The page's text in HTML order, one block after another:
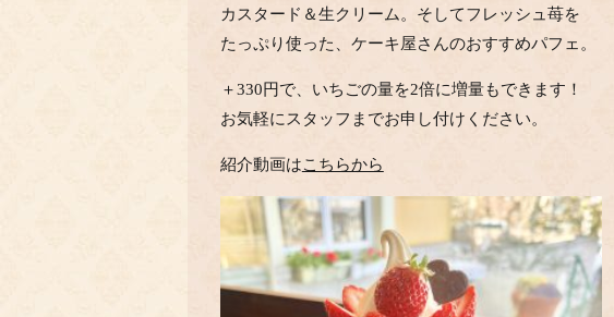
カスタード＆生クリーム。そしてフレッシュ苺を
たっぷり使った、ケーキ屋さんのおすすめパフェ。
＋330円で、いちごの量を2倍に増量もできます！
お気軽にスタッフまでお申し付けください。
紹介動画はこちらから